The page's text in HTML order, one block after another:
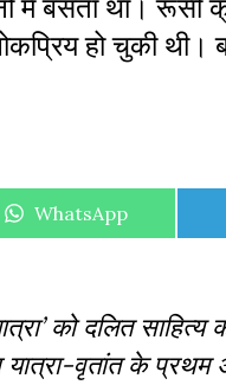
हो चुकी
Share
WhatsApp
को दलित साहित्य
वृतांत के प्रथम